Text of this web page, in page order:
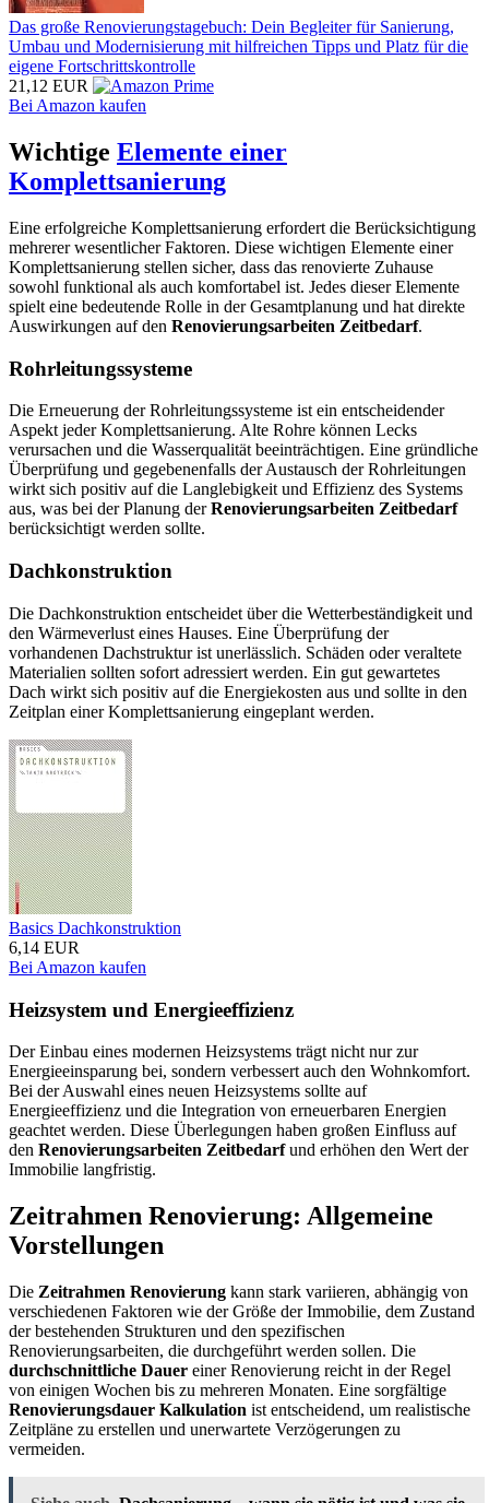
Das große Renovierungstagebuch: Dein Begleiter für Sanierung,
Umbau und Modernisierung mit hilfreichen Tipps und Platz für die
eigene Fortschrittskontrolle
21,12 EUR
Bei Amazon kaufen
Wichtige Elemente einer
Komplettsanierung
Eine erfolgreiche Komplettsanierung erfordert die Berücksichtigung
mehrerer wesentlicher Faktoren. Diese wichtigen Elemente einer
Komplettsanierung stellen sicher, dass das renovierte Zuhause
sowohl funktional als auch komfortabel ist. Jedes dieser Elemente
spielt eine bedeutende Rolle in der Gesamtplanung und hat direkte
Auswirkungen auf den Renovierungsarbeiten Zeitbedarf.
Rohrleitungssysteme
Die Erneuerung der Rohrleitungssysteme ist ein entscheidender
Aspekt jeder Komplettsanierung. Alte Rohre können Lecks
verursachen und die Wasserqualität beeinträchtigen. Eine gründliche
Überprüfung und gegebenenfalls der Austausch der Rohrleitungen
wirkt sich positiv auf die Langlebigkeit und Effizienz des Systems
aus, was bei der Planung derRenovierungsarbeiten Zeitbedarf
berücksichtigt werden sollte.
Dachkonstruktion
Die Dachkonstruktion entscheidet über die Wetterbeständigkeit und
den Wärmeverlust eines Hauses. Eine Überprüfung der
vorhandenen Dachstruktur ist unerlässlich. Schäden oder veraltete
Materialien sollten sofort adressiert werden. Ein gut gewartetes
Dach wirkt sich positiv auf die Energiekosten aus und sollte in den
Zeitplan einer Komplettsanierung eingeplant werden.
Basics Dachkonstruktion
6,14 EUR
Bei Amazon kaufen
Heizsystem und Energieeffizienz
Der Einbau eines modernen Heizsystems trägt nicht nur zur
Energieeinsparung bei, sondern verbessert auch den Wohnkomfort.
Bei der Auswahl eines neuen Heizsystems sollte auf
Energieeffizienz und die Integration von erneuerbaren Energien
geachtet werden. Diese Überlegungen haben großen Einfluss auf
den Renovierungsarbeiten Zeitbedarfund erhöhen den Wert der
Immobilie langfristig.
Zeitrahmen Renovierung: Allgemeine
Vorstellungen
Die Zeitrahmen Renovierung kann stark variieren, abhängig von
verschiedenen Faktoren wie der Größe der Immobilie, dem Zustand
der bestehenden Strukturen und den spezifischen
Renovierungsarbeiten, die durchgeführt werden sollen. Die
durchschnittliche Dauer einer Renovierung reicht in der Regel
von einigen Wochen bis zu mehreren Monaten. Eine sorgfältige
Renovierungsdauer Kalkulation ist entscheidend, um realistische
Zeitpläne zu erstellen und unerwartete Verzögerungen zu
vermeiden.